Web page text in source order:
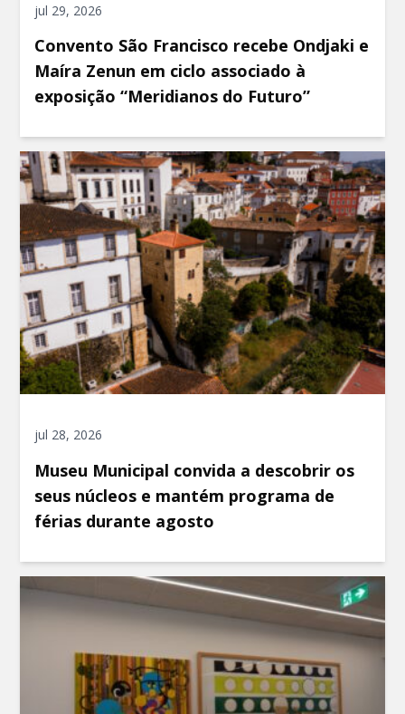
jul 29, 2026
Convento São Francisco recebe Ondjaki e
Maíra Zenun em ciclo associado à
exposição “Meridianos do Futuro”
jul 28, 2026
Museu Municipal convida a descobrir os
seus núcleos e mantém programa de
férias durante agosto